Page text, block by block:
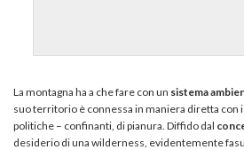
La montagna ha a che fare con un sistema
suo territorio è connessa in maniera diretta con
politiche – confinanti, di pianura. Diffido dal
desiderio di una wilderness, evidentemente